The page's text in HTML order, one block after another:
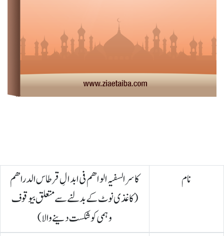
کاسرالسفیہ الواھم فی ابدالِ قرطاس الدراھم
(کاغذی نوٹ کے بدلنے سے متعلق بیوقوف
وہمی کو شکست دینے والا)
نام